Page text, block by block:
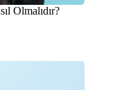
Olmalıdır?